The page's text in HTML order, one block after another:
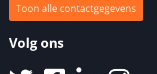
Toon alle contactgegevens
Volg ons